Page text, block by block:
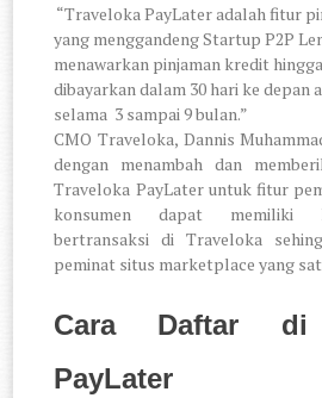
“Traveloka PayLater adalah fitur
yang menggandeng Startup P2P
menawarkan pinjaman kredit
dibayarkan dalam 30 hari ke depan
selama 3 sampai 9 bulan.”
CMO Traveloka, Dannis
dengan menambah dan
Traveloka PayLater untuk fitur
konsumen dapat memiliki
bertransaksi di Traveloka
peminat situs marketplace yang
Cara Daftar di
PayLater